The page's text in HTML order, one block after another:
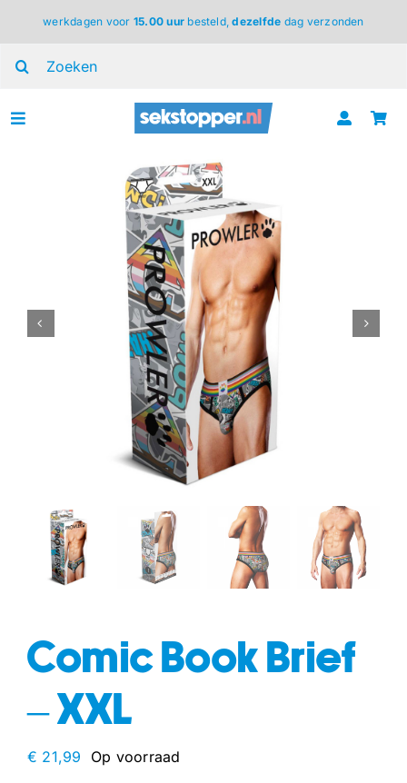
inhoud
werkdagen voor 15.00 uur besteld,dezelfde dag verzonden
Toggle
drogisterij
Comic Book Brief
– XXL
€ 21,99 Op voorraad